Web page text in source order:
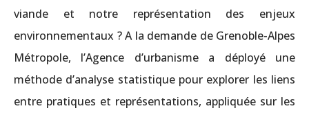
viande et notre représentation des enjeux
environnementaux ? A la demande de Grenoble-Alpes
Métropole, l’Agence d’urbanisme a déployé une
méthode d’analyse statistique pour explorer les liens
entre pratiques et représentations, appliquée sur les